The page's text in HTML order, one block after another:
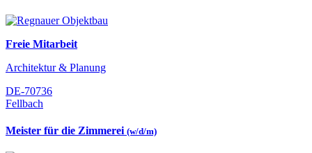
Freie Mitarbeit
Architektur & Planung
DE-70736
Fellbach
Meister für die Zimmerei (w/d/m)